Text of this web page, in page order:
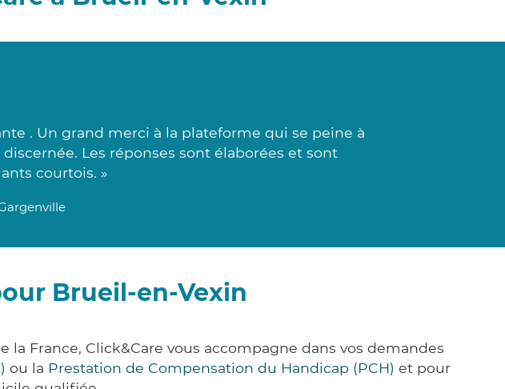
. Un grand merci à la plateforme qui se peine à
Les réponses sont élaborées et sont
courtois. »
Brueil-en-Vexin
France, Click&Care vous accompagne dans vos demandes
ou la Prestation de Compensation du Handicap (PCH) et pour